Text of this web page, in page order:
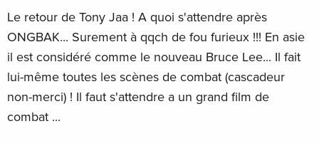
Le retour de Tony Jaa ! A quoi s'attendre après
ONGBAK... Surement à qqch de fou furieux !!! En asie
il est considéré comme le nouveau Bruce Lee... Il fait
lui-même toutes les scènes de combat (cascadeur
non-merci) ! Il faut s'attendre a un grand film de
combat ...